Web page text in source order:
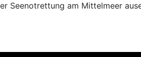
Seenotrettung am Mittelmeer